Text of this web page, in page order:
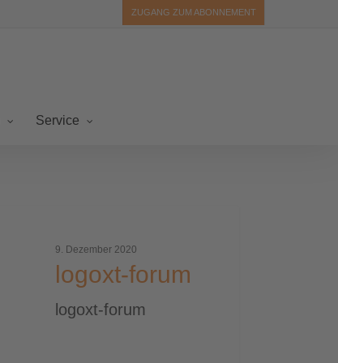
ZUGANG ZUM ABONNEMENT
Service
9. Dezember 2020
logoxt-forum
logoxt-forum